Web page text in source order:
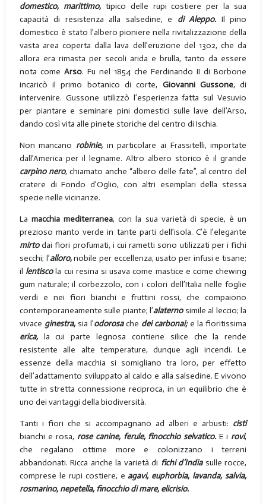
domestico, marittimo,tipico delle rupi costiere per la sua
capacità di resistenza alla salsedine, e di Aleppo. Il pino
domestico è stato l’albero pioniere nella rivitalizzazione della
vasta area coperta dalla lava dell’eruzione del 1302, che da
allora era rimasta per secoli arida e brulla, tanto da essere
nota come Arso. Fu nel 1854 che Ferdinando II di Borbone
incaricò il primo botanico di corte, Giovanni Gussone, di
intervenire. Gussone utilizzò l’esperienza fatta sul Vesuvio
per piantare e seminare pini domestici sulle lave dell’Arso,
dando così vita alle pinete storiche del centro di Ischia.
Non mancano robinie, in particolare ai Frassitelli, importate
dall’America per il legname. Altro albero storico è il grande
carpino nero, chiamato anche “albero delle fate”, al centro del
cratere di Fondo d’Oglio, con altri esemplari della stessa
specie nelle vicinanze.
La macchia mediterranea, con la sua varietà di specie, è un
prezioso manto verde in tante parti dell’isola. C’è l’elegante
mirtodai fiori profumati, i cui rametti sono utilizzati per i fichi
secchi; l’alloro,nobile per eccellenza, usato per infusi e tisane;
il lentiscola cui resina si usava come mastice e come chewing
gum naturale; il corbezzolo, con i colori dell’Italia nelle foglie
verdi e nei fiori bianchi e fruttini rossi, che compaiono
contemporaneamente sulle piante; l’alaternosimile al leccio; la
vivace ginestra,sia l’odorosache dei carbonai; e la fioritissima
erica,la cui parte legnosa contiene silice che la rende
resistente alle alte temperature, dunque agli incendi. Le
essenze della macchia si somigliano tra loro, per effetto
dell’adattamento sviluppato al caldo e alla salsedine. E vivono
tutte in stretta connessione reciproca, in un equilibrio che è
uno dei vantaggi della biodiversità.
Tanti i fiori che si accompagnano ad alberi e arbusti: cisti
bianchi e rosa, rose canine, ferule, finocchio selvatico. E i rovi,
che regalano ottime more e colonizzano i terreni
abbandonati. Ricca anche la varietà di fichi d’Indiasulle rocce,
comprese le rupi costiere, eagavi, euphorbia, lavanda, salvia,
rosmarino, nepetella, finocchio di mare, elicrisio.